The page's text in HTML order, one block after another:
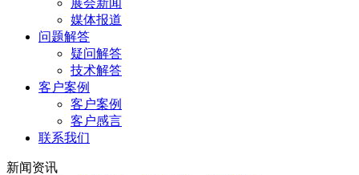
展会新闻
媒体报道
问题解答
疑问解答
技术解答
客户案例
客户案例
客户感言
联系我们
新闻资讯